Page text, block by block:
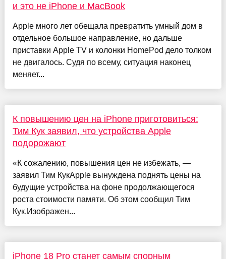
и это не iPhone и MacBook
Apple много лет обещала превратить умный дом в
отдельное большое направление, но дальше
приставки Apple TV и колонки HomePod дело толком
не двигалось. Судя по всему, ситуация наконец
меняет...
К повышению цен на iPhone приготовиться:
Тим Кук заявил, что устройства Apple
подорожают
«К сожалению, повышения цен не избежать, —
заявил Тим КукApple вынуждена поднять цены на
будущие устройства на фоне продолжающегося
роста стоимости памяти. Об этом сообщил Тим
Кук.Изображен...
iPhone 18 Pro станет самым спорным